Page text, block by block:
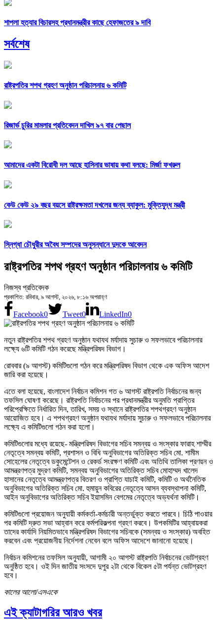
শাপলা হত্যার বিচারসহ প্রধানমন্ত্রীর কাছে হেফাজতের ৯ দাবি
সর্বশেষ
রাষ্ট্রপতির শপথ গ্রহণ অনুষ্ঠান পরিচালনায় ৬ কমিটি
রিজার্ভ চুরির মামলার প্রতিবেদন দাখিল ৯৭ বার পেছাল
আমাদের একটা বিরোধী দল আছে হাসিনার ভাষায় কথা বলছে: মির্জা ফখরুল
কেউ কেউ ২৯ বছর বয়সে রাষ্ট্রক্ষমতা দখলের জন্য ব্যাকুল: মুক্তিযুদ্ধ মন্ত্রী
স্নিগ্ধা চৌধুরীর অবৈধ সম্পদের অনুসন্ধানে দুদকে আবেদন
রাষ্ট্রপতির শপথ গ্রহণ অনুষ্ঠান পরিচালনায় ৬ কমিটি
নিজস্ব প্রতিবেদক
প্রকাশিত: রবিবার, ৯ আগস্ট, ২০২৬, ৮:১৬ অপরাহ্ণ
Facebook0 Tweet0 LinkedIn0
নতুন রাষ্ট্রপতির শপথ গ্রহণ অনুষ্ঠান যথাযথ মর্যাদায় সুচারু ও সফলভাবে পরিচালনার
লক্ষ্যে ৬টি কমিটি গঠন করেছে মন্ত্রিপরিষদ বিভাগ।
রোববার (৯ আগস্ট) কমিটিগুলো গঠন করে মন্ত্রিপরিষদ বিভাগ থেকে এক অফিস আদেশ
জারি করা হয়েছে।
এতে বলা হয়েছে, বাংলাদেশ নির্বাচন কমিশন গত ৬ আগস্ট রাষ্ট্রপতি নির্বাচনের জন্য
তফসিল ঘোষণা করেছে। রাষ্ট্রপতি নির্বাচনের পর প্রধানমন্ত্রীর অনুমতি প্রাপ্তির
পরিপ্রেক্ষিতে নির্ধারিত দিন, তারিখ, সময় ও স্থানে রাষ্ট্রপতির শপথগ্রহণ অনুষ্ঠান
আয়োজিত হবে। এ শপথগ্রহণ অনুষ্ঠান যথাযথ মর্যাদায় সুচারু ও সফলভাবে পরিচালনার
লক্ষ্যে এ কমিটিগুলো গঠন করা হলো।
কমিটিগুলোর মধ্যে রয়েছে- মন্ত্রিপরিষদ বিভাগের সচিব সমন্বয় ও সংস্কার ফারাহ শাম্মীর
নেতৃত্বে সমন্বয় কমিটি, প্রশাসন ও বিধি অনুবিভাগের অতিরিক্ত সচিব মো. শামীম
সোহেলের নেতৃত্বে ডকুমেন্টেশন ও রেকর্ড সংরক্ষণ কমিটি এবং অতিথি তালিকা প্রণয়ন ও
আমন্ত্রণপত্র মুদ্রণ কমিটি, সমন্বয় অনুবিভাগের অতিরিক্ত সচিব মোহাম্মদ খালেদ
হাসানের নেতৃত্বে আমন্ত্রণপত্র বিতরণ ও প্রাপ্তি যাচাই কমিটি, কমিটি ও অর্থনৈতিক
অনুবিভাগের অতিরিক্ত সচিব মো. হুমায়ুন কবিরের নেতৃত্বে আসন ব্যবস্থাপনা কমিটি,
আইন অনুবিভাগের অতিরিক্ত সচিব ইয়াসমিন বেগমের নেতৃত্বে অভ্যর্থনা কমিটি।
কমিটিগুলো প্রয়োজন অনুযায়ী কর্মকর্তা-কর্মচারী অন্তর্ভুক্ত করতে পারবে। চিঠি পাওয়ার
পর কমিটি দ্রুত সভা আহ্বান করে কর্মপরিকল্পনা গ্রহণ করবে। উপকমিটির আহ্বায়করা
তাদের কার্যাদি নিয়মিতভাবে মন্ত্রিপরিষদ বিভাগের সচিবকে (সমন্বয় ও সংস্কার) অবহিত
করবেন এবং প্রয়োজনীয় নির্দেশনা নেবেন বলে অফিস আদেশে জানানো হয়েছে।
নির্বাচন কমিশনের তফসিল অনুযায়ী, আগামী ২০ আগস্ট রাষ্ট্রপতি নির্বাচনের ভোটগ্রহণ
অনুষ্ঠিত হবে। ওই দিন জাতীয় সংসদে দুপুর ২টা থেকে বিকেল ৫টা পর্যন্ত ভোটগ্রহণ
হবে।
কালের আলো/এসএকে
এই ক্যাটাগরির আরও খবর